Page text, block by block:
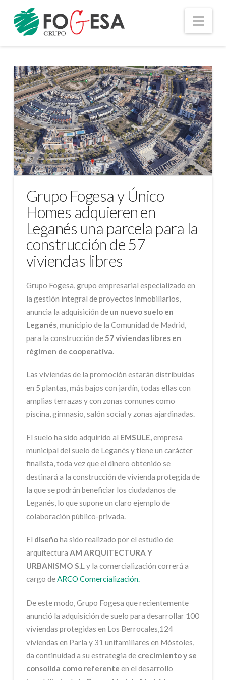
Grupo Fogesa y Único
Homes adquieren en
Leganés una parcela para la
construcción de 57
viviendas libres
Grupo Fogesa, grupo empresarial especializado en
la gestión integral de proyectos inmobiliarios,
anuncia la adquisición de un nuevo suelo en
Leganés, municipio de la Comunidad de Madrid,
para la construcción de57 viviendas libres en
régimen de cooperativa.
Las viviendas de la promoción estarán distribuidas
en 5 plantas, más bajos con jardín, todas ellas con
amplias terrazas y con zonas comunes como
piscina, gimnasio, salón social y zonas ajardinadas.
El suelo ha sido adquirido al EMSULE,empresa
municipal del suelo de Leganés y tiene un carácter
finalista, toda vez que el dinero obtenido se
destinará a la construcción de vivienda protegida de
la que se podrán beneficiar los ciudadanos de
Leganés, lo que supone un claro ejemplo de
colaboración público-privada.
El diseñoha sido realizado por el estudio de
arquitectura AM ARQUITECTURA Y
URBANISMO S.Ly la comercialización correrá a
cargo deARCO Comercialización.
De este modo, Grupo Fogesa que recientemente
anunció la adquisición de suelo para desarrollar 100
viviendas protegidas en Los Berrocales,124
viviendas en Parla y 31 unifamiliares en Móstoles,
da continuidad a su estrategia de crecimiento y se
consolida como referente en el desarrollo